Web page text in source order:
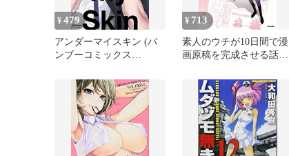
¥479
アンダーマイスキン (バ
ンブーコミックス
¥ 713
素人のウチが10日間で漫
画原稿を完成させる話